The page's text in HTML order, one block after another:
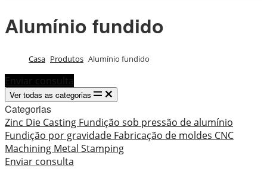
Alumínio fundido
Casa Produtos Alumínio fundido
Enviar consulta
Ver todas as categorias
Categorias
Zinc Die Casting Fundição sob pressão de alumínio
Fundição por gravidade Fabricação de moldes CNC
Machining Metal Stamping
Enviar consulta